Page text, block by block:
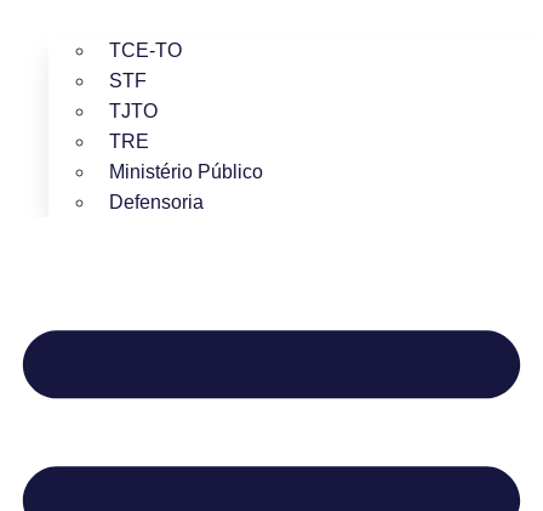
TCE-TO
STF
TJTO
TRE
Ministério Público
Defensoria